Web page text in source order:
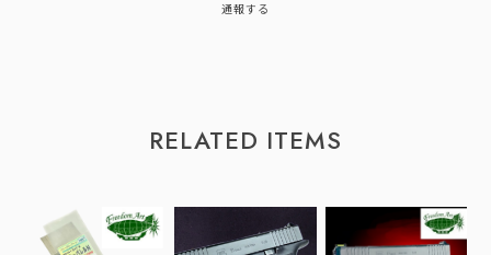
通報する
RELATED ITEMS